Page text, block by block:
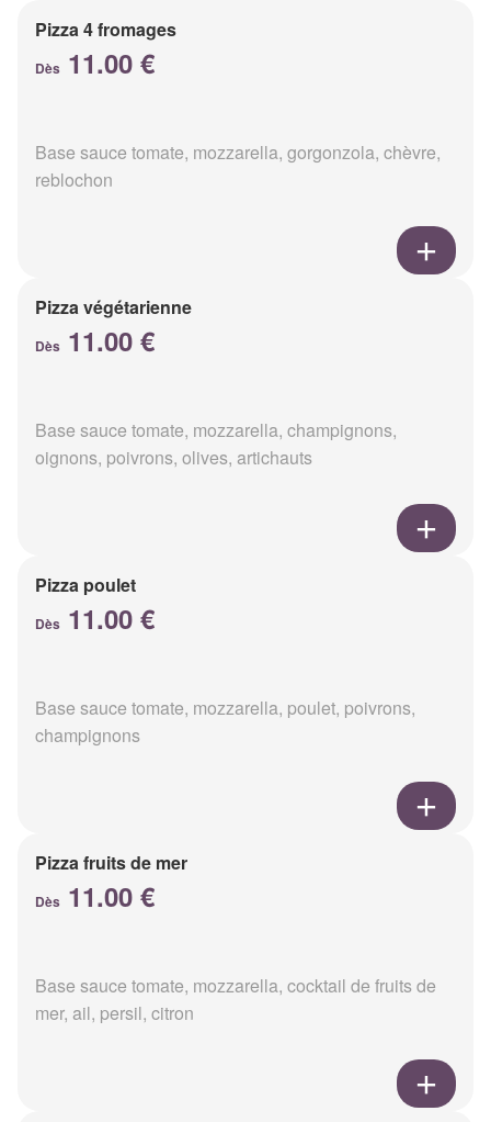
Pizza 4 fromages
Dès 11.00 €
Base sauce tomate, mozzarella, gorgonzola, chèvre,
reblochon
Pizza végétarienne
Dès 11.00 €
Base sauce tomate, mozzarella, champignons,
oignons, poivrons, olives, artichauts
Pizza poulet
Dès 11.00 €
Base sauce tomate, mozzarella, poulet, poivrons,
champignons
Pizza fruits de mer
Dès 11.00 €
Base sauce tomate, mozzarella, cocktail de fruits de
mer, ail, persil, citron